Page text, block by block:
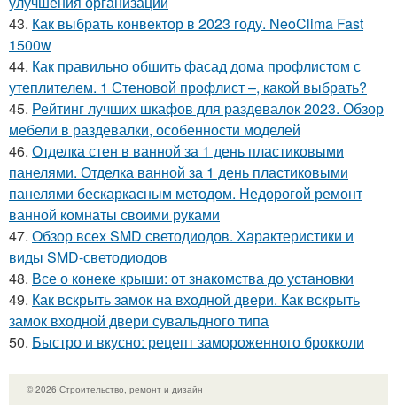
43. Как выбрать конвектор в 2023 году. NeoClima Fast
1500w
44. Как правильно обшить фасад дома профлистом с
утеплителем. 1 Стеновой профлист –, какой выбрать?
45. Рейтинг лучших шкафов для раздевалок 2023. Обзор
мебели в раздевалки, особенности моделей
46. Отделка стен в ванной за 1 день пластиковыми
панелями. Отделка ванной за 1 день пластиковыми
панелями бескаркасным методом. Недорогой ремонт
ванной комнаты своими руками
47. Обзор всех SMD светодиодов. Характеристики и
виды SMD-светодиодов
48. Все о конеке крыши: от знакомства до установки
49. Как вскрыть замок на входной двери. Как вскрыть
замок входной двери сувальдного типа
50. Быстро и вкусно: рецепт замороженного брокколи
© 2026 Строительство, ремонт и дизайн